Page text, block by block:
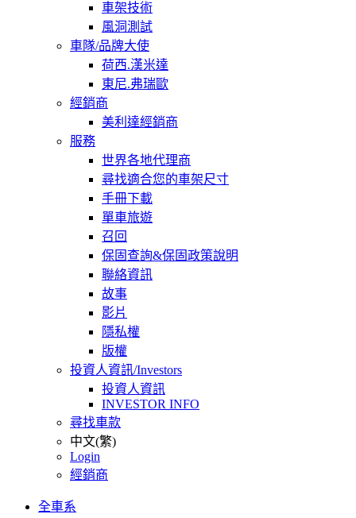
車架技術
風洞測試
車隊/品牌大使
荷西.漢米達
東尼.弗瑞歐
經銷商
美利達經銷商
服務
世界各地代理商
尋找適合您的車架尺寸
手冊下載
單車旅遊
召回
保固查詢&保固政策說明
聯絡資訊
故事
影片
隱私權
版權
投資人資訊/Investors
投資人資訊
INVESTOR INFO
尋找車款
中文(繁)
Login
經銷商
全車系